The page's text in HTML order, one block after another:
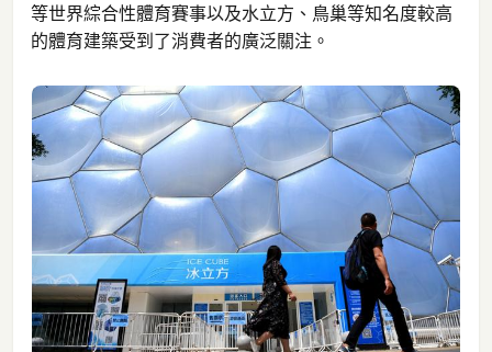
等世界綜合性體育賽事以及水立方、鳥巢等知名度較高
的體育建築受到了消費者的廣泛關注。